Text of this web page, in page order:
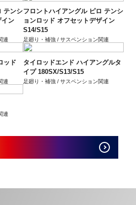
テンシ
イン
連
フロントハイアングル ピロ テンシ
ョンロッド オフセットデザイン
S14/S15
足廻り・補強 / サスペンション関連
ッド
連
タイロッドエンド ハイアングルタ
イプ 180SX/S13/S15
足廻り・補強 / サスペンション関連
連